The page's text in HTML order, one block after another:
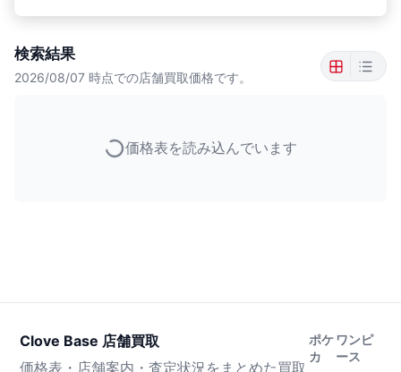
検索結果
2026/08/07 時点での店舗買取価格です。
価格表を読み込んでいます
Clove Base 店舗買取
価格表・店舗案内・査定状況をまとめた買取
ポケ
カ
ワンピ
ース